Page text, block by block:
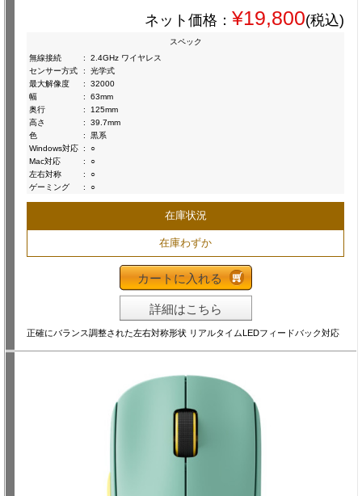
ネット価格： ¥19,800(税込)
スペック
無線接続
:
2.4GHz ワイヤレス
センサー方式
:
光学式
最大解像度
:
32000
幅
:
63mm
奥行
:
125mm
高さ
:
39.7mm
色
:
黒系
Windows対応 :
○
Mac対応
:
○
左右対称
:
○
ゲーミング
: ○
在庫状況
在庫わずか
カートに入れる
詳細はこちら
正確にバランス調整された左右対称形状 リアルタイムLEDフィードバック対応